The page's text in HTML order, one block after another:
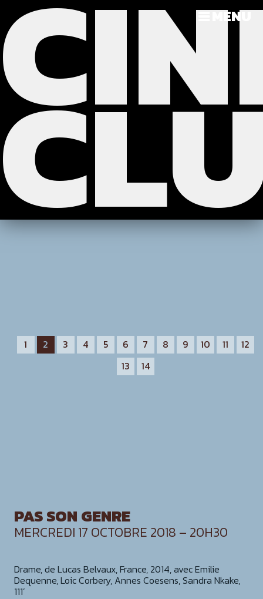
MENU
1 2 3 4 5 6 7 8 9 10 11
12
13
14
PAS SON GENRE
MERCREDI 17 OCTOBRE 2018 – 20H30
Drame, de Lucas Belvaux, France, 2014, avec Emilie
Dequenne, Loic Corbery, Annes Coesens, Sandra Nkake,
111’